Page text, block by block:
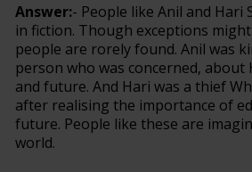
Answer:- People like Anil and Hari
in fiction. Though exceptions
people are rorely found. Anil was
person who was concerned, about
and future. And Hari was a thief
after realising the importance of
future. People like these are
world.